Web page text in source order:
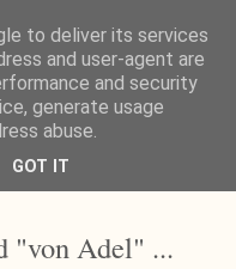
"von Adel" ...
to deliver its services
and user-agent are
and security
generate usage
abuse.
GOT IT